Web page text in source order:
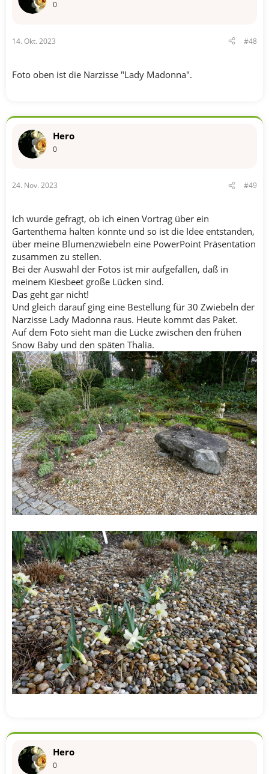
0
14. Okt. 2023 #48
Foto oben ist die Narzisse "Lady Madonna".
Hero
0
24. Nov. 2023 #49
Ich wurde gefragt, ob ich einen Vortrag über ein
Gartenthema halten könnte und so ist die Idee entstanden,
über meine Blumenzwiebeln eine PowerPoint Präsentation
zusammen zu stellen.
Bei der Auswahl der Fotos ist mir aufgefallen, daß in
meinem Kiesbeet große Lücken sind.
Das geht gar nicht!
Und gleich darauf ging eine Bestellung für 30 Zwiebeln der
Narzisse Lady Madonna raus. Heute kommt das Paket.
Auf dem Foto sieht man die Lücke zwischen den frühen
Snow Baby und den späten Thalia.
Hero
0